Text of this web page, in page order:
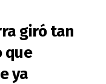
giró tan
que
ya